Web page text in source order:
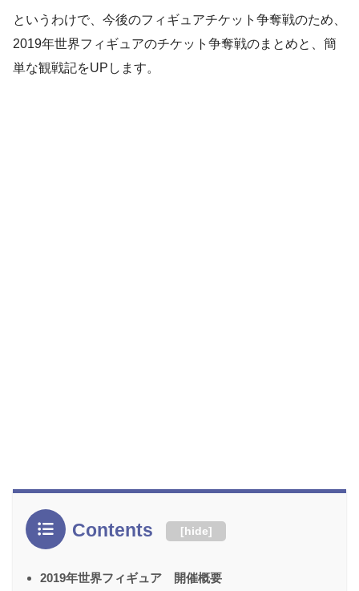
というわけで、今後のフィギュアチケット争奪戦のため、
2019年世界フィギュアのチケット争奪戦のまとめと、簡
単な観戦記をUPします。
Contents [hide]
2019年世界フィギュア 開催概要